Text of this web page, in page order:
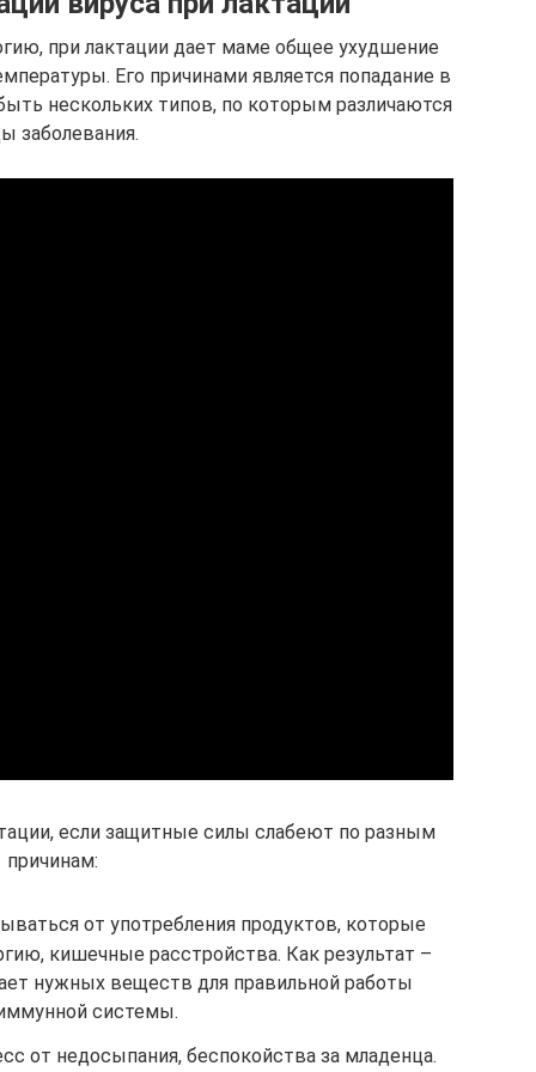
при лактации дает маме общее ухудшение
Его причинами является попадание в
нескольких типов, по которым различаются
заболевания.
если защитные силы слабеют по разным
причинам:
от употребления продуктов, которые
кишечные расстройства. Как результат –
нужных веществ для правильной работы
системы.
от недосыпания, беспокойства за младенца.